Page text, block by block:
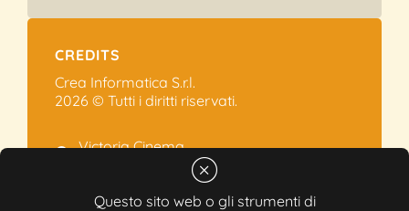
Questo sito web o gli strumenti di
CREDITS
Crea Informatica S.r.l.
2026 © Tutti i diritti riservati.
Victoria Cinema
Via Ramelli, 101 - Modena
+39 059.454622